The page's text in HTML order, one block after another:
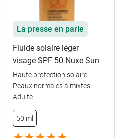
La presse en parle
Fluide solaire léger
visage SPF 50 Nuxe Sun
Haute protection solaire -
Peaux normales à mixtes -
Adulte
50 ml